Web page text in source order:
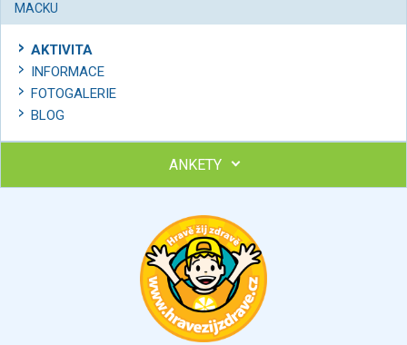
MACKU
AKTIVITA
INFORMACE
FOTOGALERIE
BLOG
ANKETY